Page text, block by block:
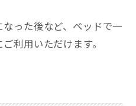
った後など、ベッドで一
利用いただけます。